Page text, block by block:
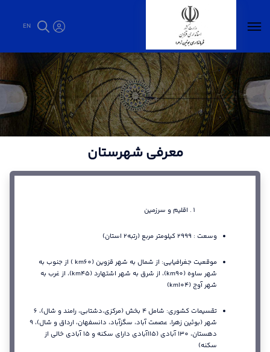
EN
معرفی شهرستان - فرمانداری بوئین زهرا
معرفی شهرستان
اقلیم و سرزمین
وسعت : 2999 کیلومتر مربع (رتبه2 استان)
موقعیت جغرافیایی: از شمال به شهر قزوین (km60 ) از جنوب به
شهر ساوه (km90)، از شرق به شهر اشتهارد (km45)، از غرب به
شهر آوج (km104)
تقسیمات کشوری: شامل 4 بخش (مرکزی،دشتابی، رامند و شال)، 6
شهر (بوئین زهرا، عصمت آباد، سگزآباد، دانسفهان، ارداق و شال)، 9
دهستان، 130 آبادی (115آبادی دارای سکنه و 15 آبادی خالی از
سکنه)